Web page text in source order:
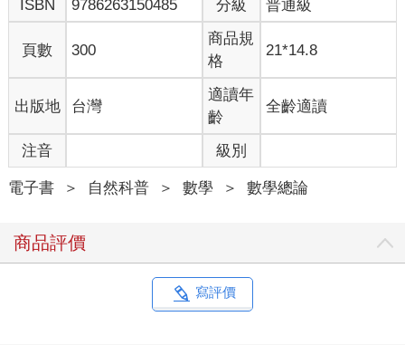
ISBN 9786263150485 分級 普通級
頁數 300
商品規
格
21*14.8
出版地 台灣
適讀年
齡
全齡適讀
注音 級別
電子書 ＞ 自然科普 ＞ 數學 ＞ 數學總論
商品評價
寫評價